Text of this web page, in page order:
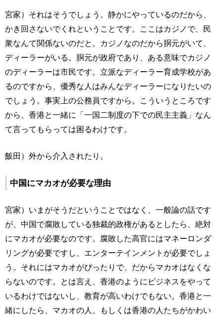
宮家）それはそうでしょう。静かにやっているのだから、
かき回さないでくれということです。ここはカジノで、民
衆なんて関係ないのだと。カジノなのだから胴元がいて、
ディーラーがいる。胴元が政府であり、ある意味でカジノ
のディーラーは市民です。立派なディーラー育成学校があ
るのですから、優秀な人はみんなディーラーになりたいの
でしょう。事実上の公務員ですから。こういうところです
から、香港と一緒に「一国二制度の下での民主主義」なん
て言ってもらっては困るわけです。
飯田）外から介入されたり。
中国にマカオが必要な理由
宮家）いまがそうだということではなく、一般論の話です
が、中国で腐敗している独裁的政権があるとしたら、絶対
にマカオが必要なのです。腐敗した高官にはマネーロンダ
リングが必要ですし、エンターテインメントが必要でしょ
う。それにはマカオがぴったりで、だからマカオはなくな
らないのです。とは言え、香港のようにビジネスをやって
いるわけではないし、教育が高いわけでもない。香港と一
緒にしたら、マカオの人、もしくは香港の人たちがかわい